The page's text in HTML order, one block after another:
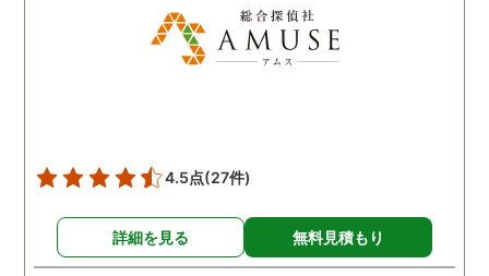
す。
4.5点(27件)
詳細を見る 無料見積もり